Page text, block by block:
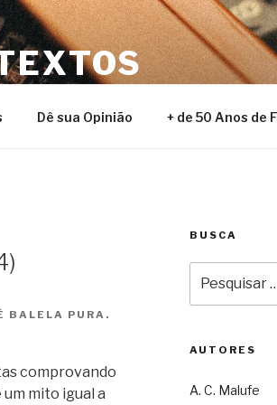
Dê sua Opinião + de 50 Anos de
BALELA PURA.
comprovando
mito igual a
BUSCA
por:
AUTORES
A. C. Malufe